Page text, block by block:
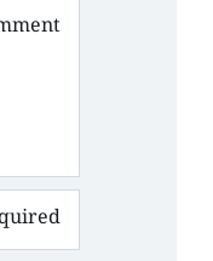
Comment